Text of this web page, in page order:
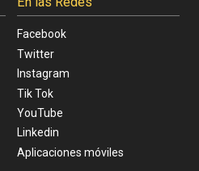
Facebook
Twitter
Instagram
Tik Tok
YouTube
Linkedin
Aplicaciones móviles